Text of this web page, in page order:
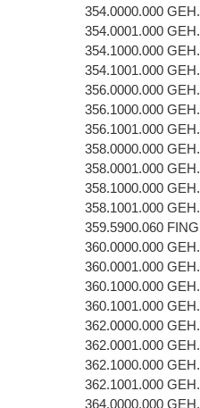
354.0000.000
354.0001.000
354.1000.000
354.1001.000
356.0000.000
356.1000.000
356.1001.000
358.0000.000
358.0001.000
358.1000.000
358.1001.000
359.5900.060
360.0000.000
360.0001.000
360.1000.000
360.1001.000
362.0000.000
362.0001.000
362.1000.000
362.1001.000
364.0000.000